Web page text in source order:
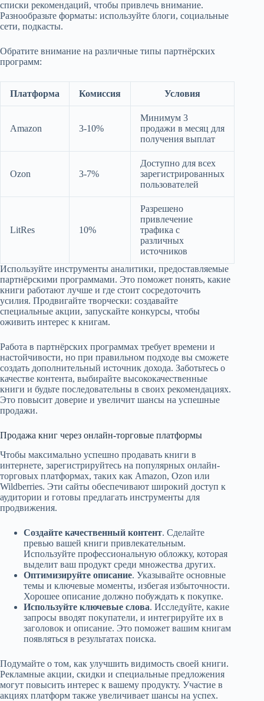
списки рекомендаций, чтобы привлечь внимание.
Разнообразьте форматы: используйте блоги, социальные
сети, подкасты.
Обратите внимание на различные типы партнёрских
программ:
Платформа Комиссия Условия
Amazon 3-10%
Минимум 3
продажи в месяц для
получения выплат
Ozon 3-7%
Доступно для всех
зарегистрированных
пользователей
LitRes 10%
Разрешено
привлечение
трафика с
различных
источников
Используйте инструменты аналитики, предоставляемые
партнёрскими программами. Это поможет понять, какие
книги работают лучше и где стоит сосредоточить
усилия. Продвигайте творчески: создавайте
специальные акции, запускайте конкурсы, чтобы
оживить интерес к книгам.
Работа в партнёрских программах требует времени и
настойчивости, но при правильном подходе вы сможете
создать дополнительный источник дохода. Заботьтесь о
качестве контента, выбирайте высококачественные
книги и будьте последовательны в своих рекомендациях.
Это повысит доверие и увеличит шансы на успешные
продажи.
Продажа книг через онлайн-торговые платформы
Чтобы максимально успешно продавать книги в
интернете, зарегистрируйтесь на популярных онлайн-
торговых платформах, таких как Amazon, Ozon или
Wildberries. Эти сайты обеспечивают широкий доступ к
аудитории и готовы предлагать инструменты для
продвижения.
Создайте качественный контент. Сделайте
превью вашей книги привлекательным.
Используйте профессиональную обложку, которая
выделит ваш продукт среди множества других.
Оптимизируйте описание. Указывайте основные
темы и ключевые моменты, избегая избыточности.
Хорошее описание должно побуждать к покупке.
Используйте ключевые слова. Исследуйте, какие
запросы вводят покупатели, и интегрируйте их в
заголовок и описание. Это поможет вашим книгам
появляться в результатах поиска.
Подумайте о том, как улучшить видимость своей книги.
Рекламные акции, скидки и специальные предложения
могут повысить интерес к вашему продукту. Участие в
акциях платформ также увеличивает шансы на успех.